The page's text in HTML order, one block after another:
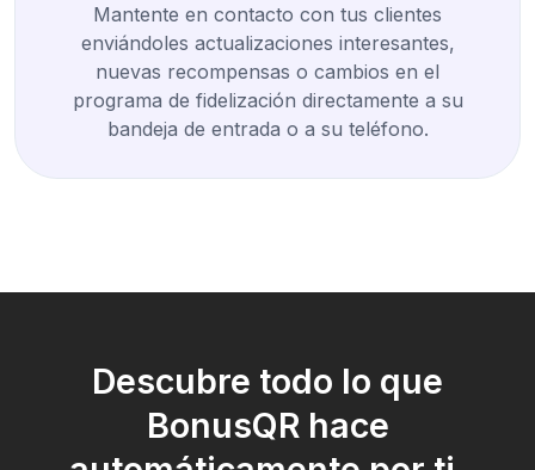
Mantente en contacto con tus clientes
enviándoles actualizaciones interesantes,
nuevas recompensas o cambios en el
programa de fidelización directamente a su
bandeja de entrada o a su teléfono.
Descubre todo lo que
BonusQR hace